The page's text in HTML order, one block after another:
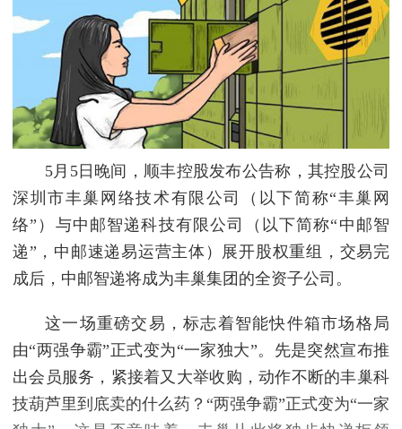
5月5日晚间，顺丰控股发布公告称，其控股公司
深圳市丰巢网络技术有限公司（以下简称“丰巢网
络”）与中邮智递科技有限公司（以下简称“中邮智
递”，中邮速递易运营主体）展开股权重组，交易完
成后，中邮智递将成为丰巢集团的全资子公司。
这一场重磅交易，标志着智能快件箱市场格局
由“两强争霸”正式变为“一家独大”。先是突然宣布推
出会员服务，紧接着又大举收购，动作不断的丰巢科
技葫芦里到底卖的什么药？“两强争霸”正式变为“一家